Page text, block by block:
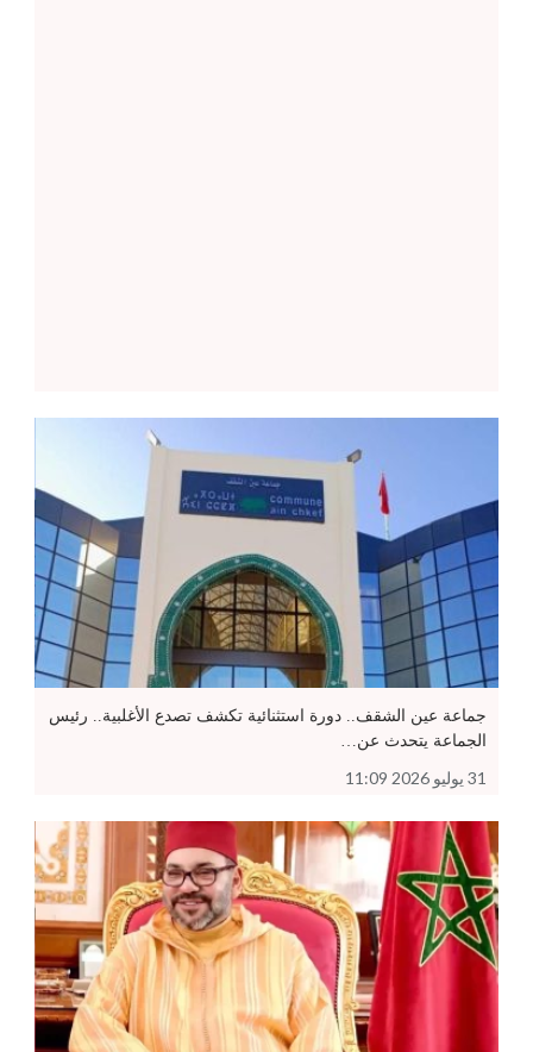
جماعة عين الشقف.. دورة استثنائية تكشف تصدع الأغلبية.. رئيس
الجماعة يتحدث عن…
31 يوليو 2026 11:09